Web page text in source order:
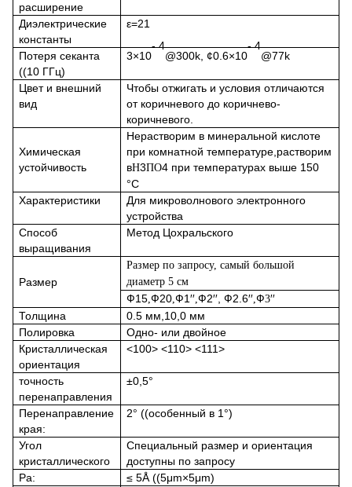
расширение
Диэлектрические
константы
ε=21
Потеря секанта
((10 ГГц)
3×10
- 4
@300k, ¢0.6×10
- 4
@77k
Цвет и внешний
вид
Чтобы отжигать и условия отличаются
от коричневого до коричнево-
коричневого.
Химическая
устойчивость
Нерастворим в минеральной кислоте
при комнатной температуре,растворим
вH3ПО4 при температурах выше 150
°C
Характеристики
Для микроволнового электронного
устройства
Способ
выращивания
Метод Цохральского
Размер
Размер по запросу, самый большой
диаметр 5 см
Ф15,Ф20,Ф1′′,Ф2′′, Ф2.6′′,Ф3′′
Толщина
0.5 мм,10,0 мм
Полировка
Одно- или двойное
Кристаллическая
ориентация
<100> <110> <111>
точность
перенаправления
±0,5°
Перенаправление
края:
2° ((особенный в 1°)
Угол
кристаллического
Специальный размер и ориентация
доступны по запросу
Ра:
≤ 5Å ((5μm×5μm)